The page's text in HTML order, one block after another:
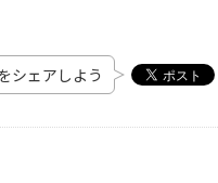
シェアしよう